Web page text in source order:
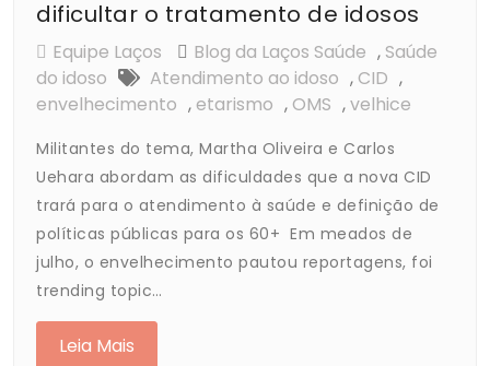
dificultar o tratamento de idosos
Equipe Laços Blog da Laços Saúde , Saúde
do idoso
Atendimento ao idoso , CID ,
envelhecimento , etarismo , OMS ,velhice
Militantes do tema, Martha Oliveira e Carlos
Uehara abordam as dificuldades que a nova CID
trará para o atendimento à saúde e definição de
políticas públicas para os 60+ Em meados de
julho, o envelhecimento pautou reportagens, foi
trending topic…
Leia Mais